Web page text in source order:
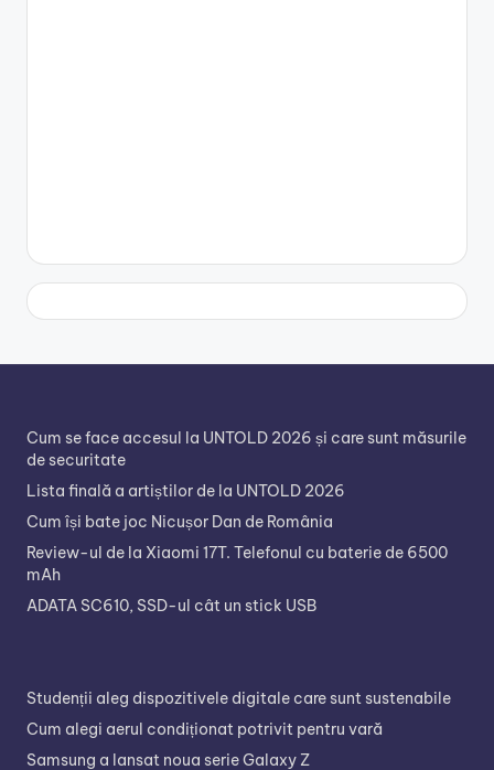
Cum se face accesul la UNTOLD 2026 și care sunt măsurile
de securitate
Lista finală a artiștilor de la UNTOLD 2026
Cum își bate joc Nicușor Dan de România
Review-ul de la Xiaomi 17T. Telefonul cu baterie de 6500
mAh
ADATA SC610, SSD-ul cât un stick USB
Studenții aleg dispozitivele digitale care sunt sustenabile
Cum alegi aerul condiționat potrivit pentru vară
Samsung a lansat noua serie Galaxy Z